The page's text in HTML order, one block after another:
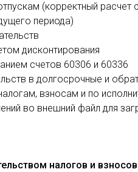
(корректный
периода)
дисконтирования
счетов 60306 и 60336
в долгосрочные и
взносам и по
во внешний файл для
налогов и